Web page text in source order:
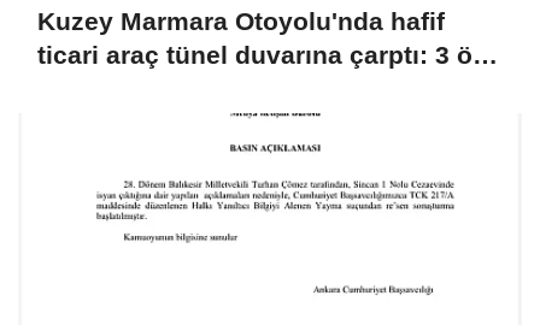
Kuzey Marmara Otoyolu'nda hafif
ticari araç tünel duvarına çarptı: 3 ölü,